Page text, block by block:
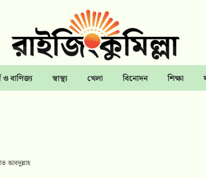
ও বাণিজ্য স্বাস্থ্য খেলা বিনোদন শিক্ষা
আবদুল্লাহ